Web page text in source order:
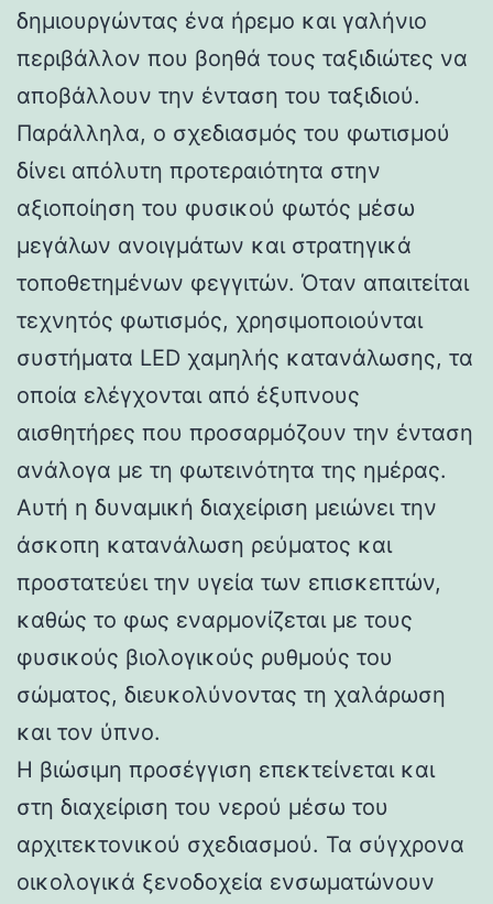
δημιουργώντας ένα ήρεμο και γαλήνιο
περιβάλλον που βοηθά τους ταξιδιώτες να
αποβάλλουν την ένταση του ταξιδιού.
Παράλληλα, ο σχεδιασμός του φωτισμού
δίνει απόλυτη προτεραιότητα στην
αξιοποίηση του φυσικού φωτός μέσω
μεγάλων ανοιγμάτων και στρατηγικά
τοποθετημένων φεγγιτών. Όταν απαιτείται
τεχνητός φωτισμός, χρησιμοποιούνται
συστήματα LED χαμηλής κατανάλωσης, τα
οποία ελέγχονται από έξυπνους
αισθητήρες που προσαρμόζουν την ένταση
ανάλογα με τη φωτεινότητα της ημέρας.
Αυτή η δυναμική διαχείριση μειώνει την
άσκοπη κατανάλωση ρεύματος και
προστατεύει την υγεία των επισκεπτών,
καθώς το φως εναρμονίζεται με τους
φυσικούς βιολογικούς ρυθμούς του
σώματος, διευκολύνοντας τη χαλάρωση
και τον ύπνο.
Η βιώσιμη προσέγγιση επεκτείνεται και
στη διαχείριση του νερού μέσω του
αρχιτεκτονικού σχεδιασμού. Τα σύγχρονα
οικολογικά ξενοδοχεία ενσωματώνουν